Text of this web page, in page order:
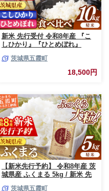
新米 先行受付 令和8年産 『こ
しひかり』『ひとめぼれ』
白米 コメ こめ 食べ比べセット
コシヒカリ ひとめぼれ 先行予
約 2026年 人気 家計応援 単一米
茨城県五霞町
18,500円
【新米先行予約】 令和8年産 茨
城県産 ふくまる 5kg / 新米 先
茨城県五霞町